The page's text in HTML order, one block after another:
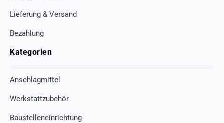
Lieferung & Versand
Bezahlung
Kategorien
Anschlagmittel
Werkstattzubehör
Baustelleneinrichtung